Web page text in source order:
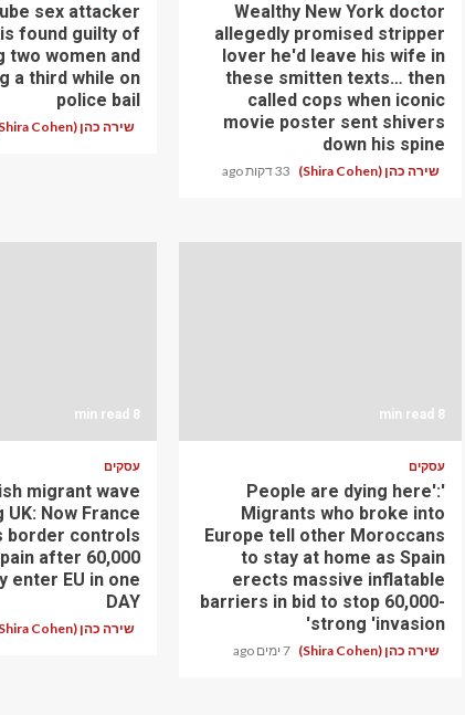
Wealthy New York doctor
allegedly promised stripper
lover he'd leave his wife in
these smitten texts… then
called cops when iconic
movie poster sent shivers
down his spine
שירה כהן (Shira Cohen) 33 דקות ago
sex attacker
found guilty of
two women and
a third while on
police bail
שירה כהן (Shira Cohen)
8 min read
עסקים
'People are dying here':
Migrants who broke into
Europe tell other Moroccans
to stay at home as Spain
erects massive inflatable
barriers in bid to stop 60,000-
strong 'invasion'
שירה כהן (Shira Cohen) 7 ימים ago
8 min read
עסקים
migrant wave
UK: Now France
border controls
after 60,000
enter EU in one
DAY
שירה כהן (Shira Cohen)